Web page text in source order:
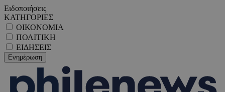
Ειδοποιήσεις
ΚΑΤΗΓΟΡΙΕΣ
ΟΙΚΟΝΟΜΙΑ
ΠΟΛΙΤΙΚΗ
ΕΙΔΗΣΕΙΣ